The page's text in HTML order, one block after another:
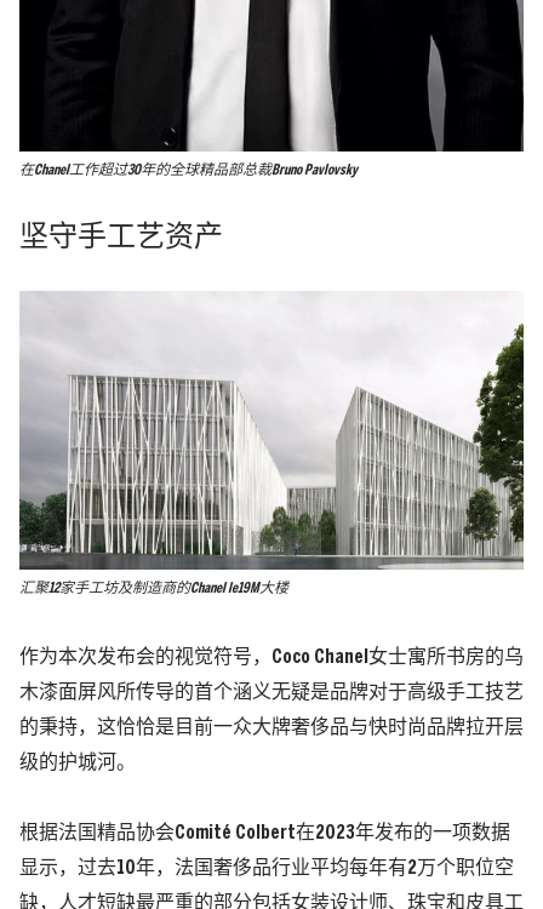
在Chanel工作超过30年的全球精品部总裁Bruno Pavlovsky
坚守手工艺资产
汇聚12家手工坊及制造商的Chanel le19M大楼
作为本次发布会的视觉符号，Coco Chanel女士寓所书房的乌
木漆面屏风所传导的首个涵义无疑是品牌对于高级手工技艺
的秉持，这恰恰是目前一众大牌奢侈品与快时尚品牌拉开层
级的护城河。
根据法国精品协会Comité Colbert在2023年发布的一项数据
显示，过去10年，法国奢侈品行业平均每年有2万个职位空
缺，人才短缺最严重的部分包括女装设计师、珠宝和皮具工